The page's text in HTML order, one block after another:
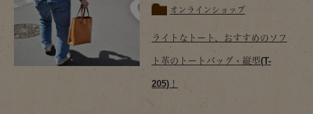
オンラインショップ
ライトなトート、おすすめのソフ
ト革のトートバッグ・縦型(T-
205)！